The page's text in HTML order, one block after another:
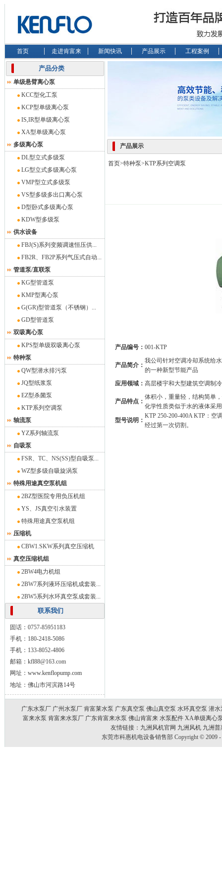
首页 走进肯富来 新闻快讯 产品展示 工程案例
产品分类
单级悬臂离心泵
KCC型化工泵
KCP型单级离心泵
IS,IR型单级离心泵
XA型单级离心泵
多级离心泵
DL型立式多级泵
LG型立式多级离心泵
VMP型立式多级泵
VS型多级多出口离心泵
D型卧式多级离心泵
KDW型多级泵
供水设备
FBJ(S)系列变频调速恒压供...
FB2R、FB2P系列气压式自动...
管道泵/直联泵
KG型管道泵
KMP型离心泵
G(GR)型管道泵（不锈钢）...
GD型管道泵
双吸离心泵
KPS型单级双吸离心泵
特种泵
QW型潜水排污泵
JQ型纸浆泵
EZ型杀菌泵
KTP系列空调泵
轴流泵
YZ系列轴流泵
自吸泵
FSR、TC、NS(SS)型自吸泵...
WZ型多级自吸旋涡泵
特殊用途真空泵机组
2BZ型医院专用负压机组
YS、JS真空引水装置
特殊用途真空泵机组
压缩机
CBW1.SKW系列真空压缩机
真空压缩机组
2BW4电力机组
2BW7系列液环压缩机成套装...
2BW5系列水环真空泵成套装...
联系我们
固话：0757-85951183
手机：180-2418-5086
手机：133-8052-4806
邮箱：kfl88@163.com
网址： www.kenflopump.com
地址：佛山市河滨路14号
产品展示
首页>特种泵>KTP系列空调泵
产品编号： 001-KTP
产品简介：
我公司针对空调冷却系统给
的一种新型节能产品
应用领域： 高层楼宇和大型建筑空调制
产品特点：
体积小，重量轻，结构简单
化学性质类似于水的液体采
型号说明：
KTP 250-200-400A KTP：空
经过第一次切割。
广东水泵厂 广州水泵厂 肯富莱水泵 广东真空泵 佛山真空泵 水环真空泵 潜水
富来水泵 肯富来水泵厂 广东肯富来水泵 佛山肯富来 水泵配件 XA单级离心
友情链接： 九洲风机官网 九洲风机 九洲
东莞市科惠机电设备销售部 Copyright © 2009